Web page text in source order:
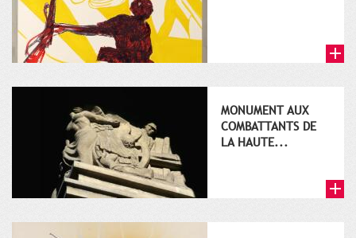
MONUMENT AUX
COMBATTANTS DE
LA HAUTE...